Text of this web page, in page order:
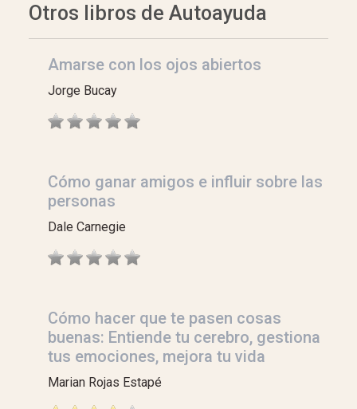
Otros libros de Autoayuda
Amarse con los ojos abiertos
Jorge Bucay
Cómo ganar amigos e influir sobre las
personas
Dale Carnegie
Cómo hacer que te pasen cosas
buenas: Entiende tu cerebro, gestiona
tus emociones, mejora tu vida
Marian Rojas Estapé